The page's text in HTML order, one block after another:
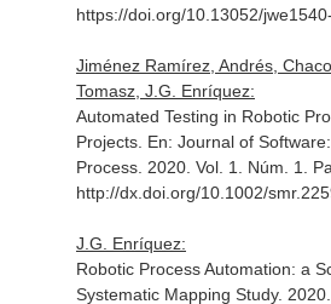
https://doi.org/10.13052/
Jiménez Ramírez, Andrés,
Tomasz, J.G. Enríquez:
Automated Testing in Robotic
Projects. En: Journal of
Process. 2020. Vol. 1. Núm. 1.
http://dx.doi.org/10.1002/
J.G. Enríquez:
Robotic Process Automation: a
Systematic Mapping Study. 2020.